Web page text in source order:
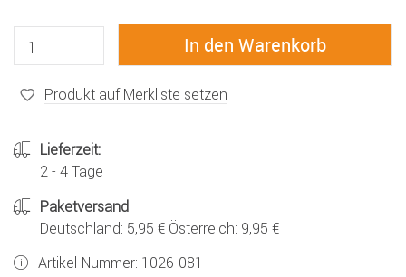
Produkt auf Merkliste setzen
Lieferzeit:
2 - 4 Tage
Paketversand
Deutschland: 5,95 € Österreich: 9,95 €
Artikel-Nummer: 1026-081